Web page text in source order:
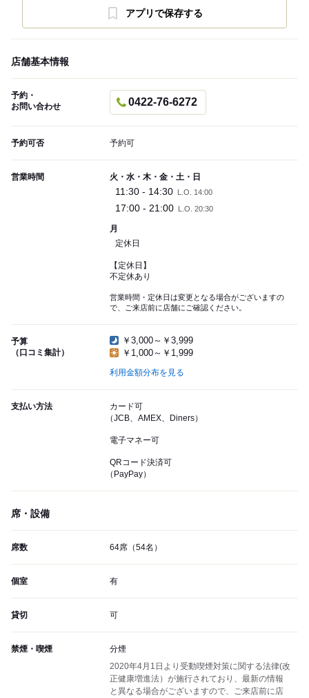
アプリで保存する
店舗基本情報
予約・
お問い合わせ
0422-76-6272
予約可否 予約可
営業時間 火・水・木・金・土・日
11:30 - 14:30 L.O. 14:00
17:00 - 21:00 L.O. 20:30
月
定休日
【定休日】
不定休あり
営業時間・定休日は変更となる場合がございますの
で、ご来店前に店舗にご確認ください。
予算
（口コミ集計）
￥3,000～￥3,999
￥1,000～￥1,999
利用金額分布を見る
支払い方法
カード可
（JCB、AMEX、Diners）
電子マネー可
QRコード決済可
（PayPay）
席・設備
席数 64席（54名）
個室 有
貸切 可
禁煙・喫煙
分煙
2020年4月1日より受動喫煙対策に関する法律(改
正健康増進法）が施行されており、最新の情報
と異なる場合がございますので、ご来店前に店